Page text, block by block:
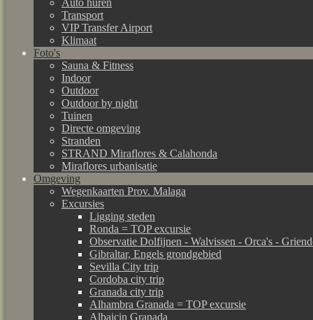
Auto huren
Transport
VIP Transfer Airport
Klimaat
Foto's
Sauna & Fitness
Indoor
Outdoor
Outdoor by night
Tuinen
Directe omgeving
Stranden
STRAND Miraflores & Calahonda
Miraflores urbanisatie
Omgeving
Wegenkaarten Prov. Malaga
Excursies
Ligging steden
Ronda = TOP excursie
Observatie Dolfijnen - Walvissen - Orca's -
Gibraltar, Engels grondgebied
Sevilla City trip
Cordoba city trip
Granada city trip
Alhambra Granada = TOP excursie
Albaicin Granada